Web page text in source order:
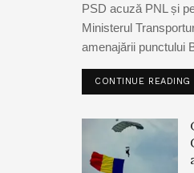
PSD acuză PNL și
Ministerul
amenajării punctului
CONTINUE READING